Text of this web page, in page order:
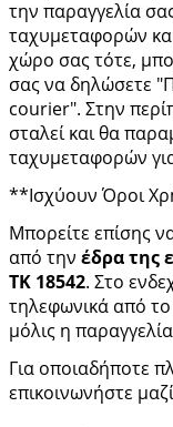
την παραγγελία
ταχυμεταφορών
χώρο σας τότε,
σας να δηλώσετε
courier". Στην
σταλεί και θα
ταχυμεταφορών
**Ισχύουν Όροι
Μπορείτε επίσης
από την έδρα της
ΤΚ 18542. Στο
τηλεφωνικά από
μόλις η
Για οποιαδήποτε
επικοινωνήστε